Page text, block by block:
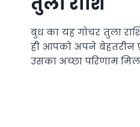
बुध का यह गाेचर तुला
ही आपको अपने बेहतरीन
उसका अच्‍छा परिणाम